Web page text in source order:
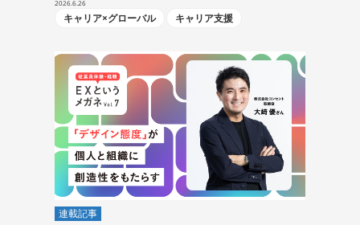
2026.6.26
キャリア×グローバル キャリア支援
連載記事